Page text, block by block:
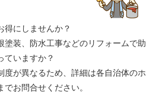
得にしませんか？
塗装、防水工事などのリフォームで助
ていますか？
度が異なるため、詳細は各自治体のホ
お問合せください。